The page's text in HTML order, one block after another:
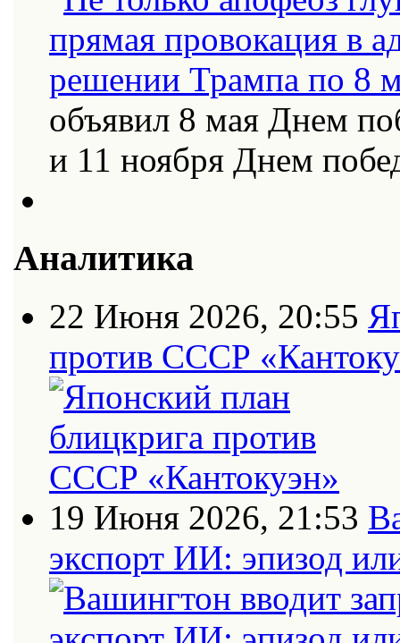
объявил 8 мая Днем
и 11 ноября Днем
Аналитика
22 Июня 2026, 20:55
против СССР
19 Июня 2026, 21:53
экспорт ИИ: эпизод